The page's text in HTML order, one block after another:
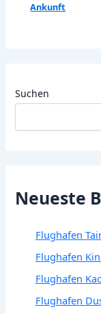
Ankunft
Suchen
Neueste
Flughafen
Flughafen
Flughafen
Flughafen